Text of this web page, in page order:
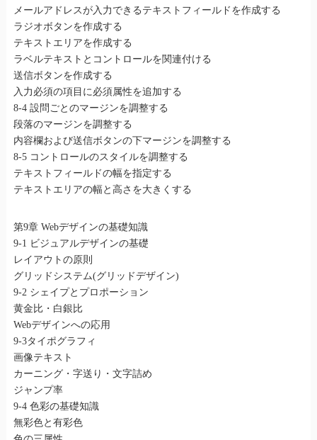
メールアドレスが入力できるテキストフィールドを作成する
ラジオボタンを作成する
テキストエリアを作成する
ラベルテキストとコントロールを関連付ける
送信ボタンを作成する
入力必須の項目に必須属性を追加する
8-4 設問ごとのマージンを調整する
段落のマージンを調整する
内容欄および送信ボタンの下マージンを調整する
8-5 コントロールのスタイルを調整する
テキストフィールドの幅を指定する
テキストエリアの幅と高さを大きくする
第9章 Webデザインの基礎知識
9-1 ビジュアルデザインの基礎
レイアウトの原則
グリッドシステム(グリッドデザイン)
9-2 シェイプとプロポーション
黄金比・白銀比
Webデザインへの応用
9-3タイポグラフィ
画像テキスト
カーニング・字送り・文字詰め
ジャンプ率
9-4 色彩の基礎知識
無彩色と有彩色